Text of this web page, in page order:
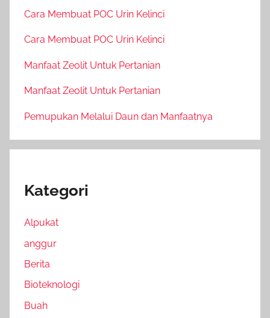
Cara Membuat POC Urin Kelinci
Cara Membuat POC Urin Kelinci
Manfaat Zeolit Untuk Pertanian
Manfaat Zeolit Untuk Pertanian
Pemupukan Melalui Daun dan Manfaatnya
Kategori
Alpukat
anggur
Berita
Bioteknologi
Buah